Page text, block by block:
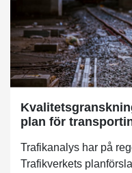
plan för
Trafikanalys har på
Trafikverkets